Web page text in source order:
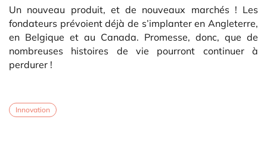
Un nouveau produit, et de nouveaux marchés ! Les
fondateurs prévoient déjà de s’implanter en Angleterre,
en Belgique et au Canada. Promesse, donc, que de
nombreuses histoires de vie pourront continuer à
perdurer !
Innovation